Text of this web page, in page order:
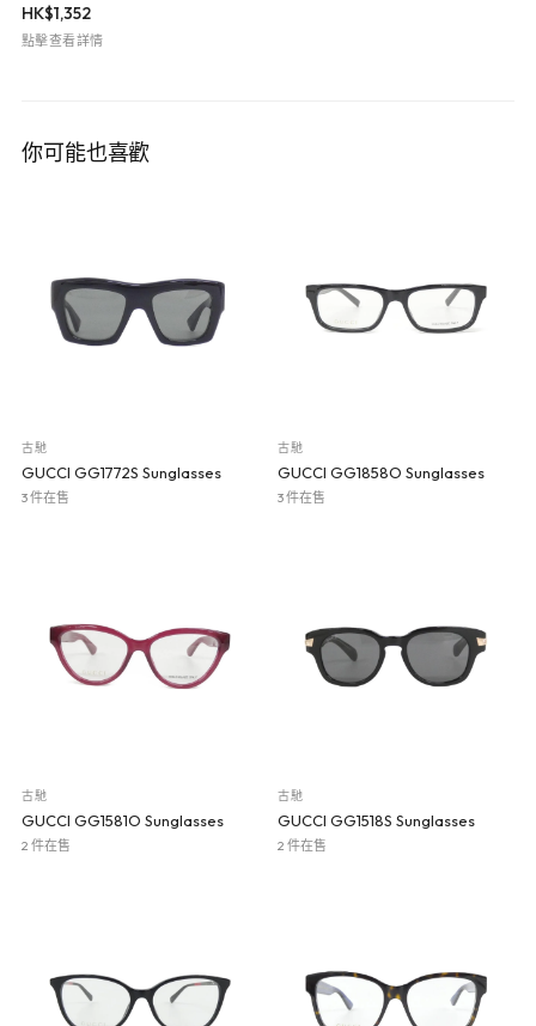
HK$1,352
點擊查看詳情
你可能也喜歡
古馳
GUCCI GG1772S Sunglasses
3 件在售
古馳
GUCCI GG1858O Sunglasses
3 件在售
古馳
GUCCI GG1581O Sunglasses
2 件在售
古馳
GUCCI GG1518S Sunglasses
2 件在售